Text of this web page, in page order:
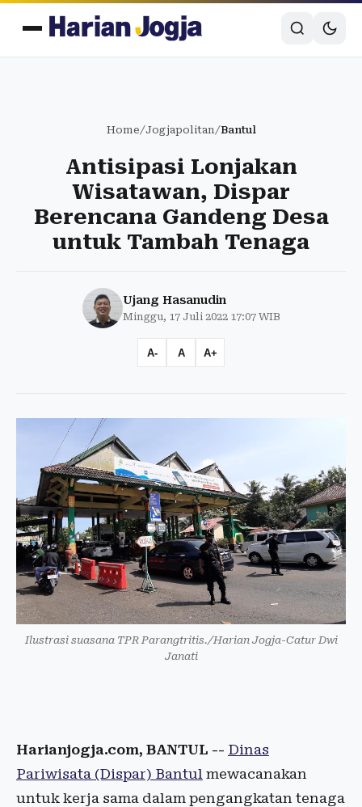
Home/Jogjapolitan/Bantul
Antisipasi Lonjakan
Wisatawan, Dispar
Berencana Gandeng Desa
untuk Tambah Tenaga
Ujang Hasanudin
Minggu, 17 Juli 2022 17:07 WIB
A- A A+
Ilustrasi suasana TPR Parangtritis./Harian Jogja-Catur Dwi
Janati
Harianjogja.com, BANTUL -- Dinas
Pariwisata (Dispar) Bantul mewacanakan
untuk kerja sama dalam pengangkatan tenaga